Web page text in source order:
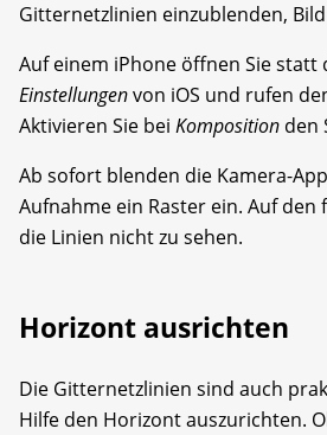
Gitternetzlinien einzublenden,
Auf einem iPhone öffnen Sie statt
Einstellungenvon iOS und rufen
Aktivieren Sie bei Komposition den
Ab sofort blenden die Kamera-
Aufnahme ein Raster ein. Auf den
die Linien nicht zu sehen.
Horizont ausrichten
Die Gitternetzlinien sind auch
Hilfe den Horizont auszurichten.